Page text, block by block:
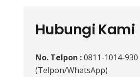
Hubungi Kami
No. Telpon :0811-1014-930
(Telpon/WhatsApp)